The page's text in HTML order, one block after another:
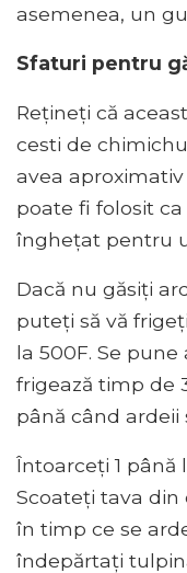
asemenea, un
Sfaturi pentru
Rețineți că
cesti de
avea aproximativ
poate fi folosit
înghețat pentru
Dacă nu găsiți
puteți să vă
la 500F. Se
frigează timp de
până când ardeii
Întoarceți 1 până
Scoateți tava din
în timp ce se
îndepărtați